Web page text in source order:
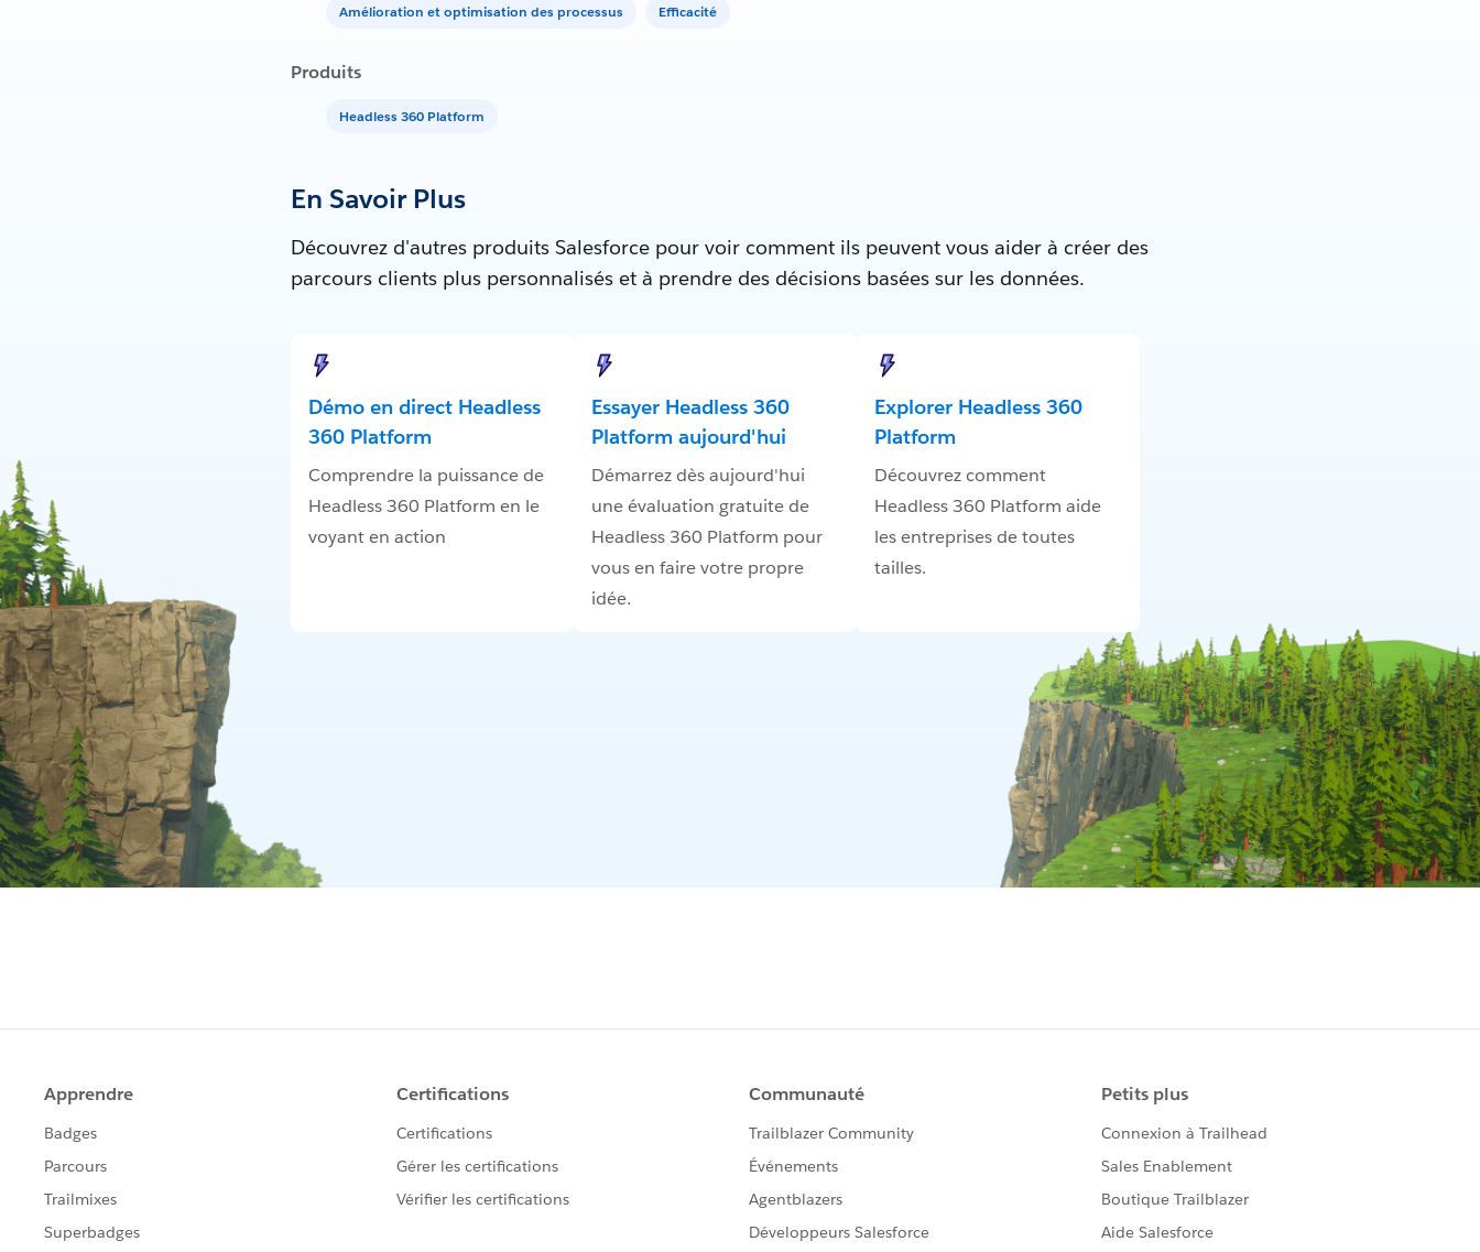
Amélioration et optimisation des processus Efficacité
Produits
Headless 360 Platform
En Savoir Plus
Découvrez d'autres produits Salesforce pour voir comment ils peuvent vous aider à créer des
parcours clients plus personnalisés et à prendre des décisions basées sur les données.
Démo en direct Headless
360 Platform
Comprendre la puissance de
Headless 360 Platform en le
voyant en action
Essayer Headless 360
Platform aujourd'hui
Démarrez dès aujourd'hui
une évaluation gratuite de
Headless 360 Platform pour
vous en faire votre propre
idée.
Explorer Headless 360
Platform
Découvrez comment
Headless 360 Platform aide
les entreprises de toutes
tailles.